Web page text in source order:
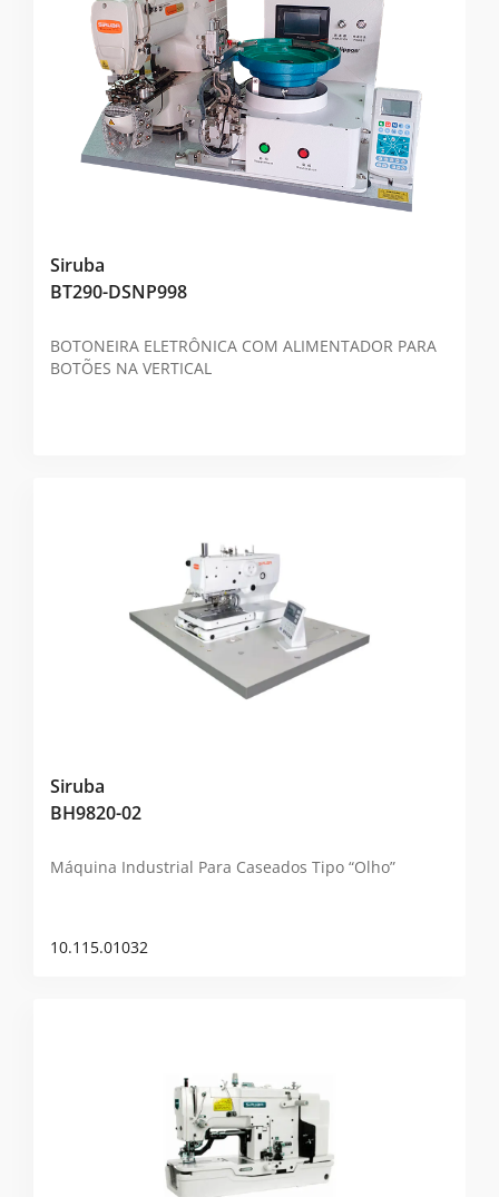
Siruba
BT290-DSNP998
BOTONEIRA ELETRÔNICA COM ALIMENTADOR PARA
BOTÕES NA VERTICAL
Siruba
BH9820-02
Máquina Industrial Para Caseados Tipo “Olho”
10.115.01032